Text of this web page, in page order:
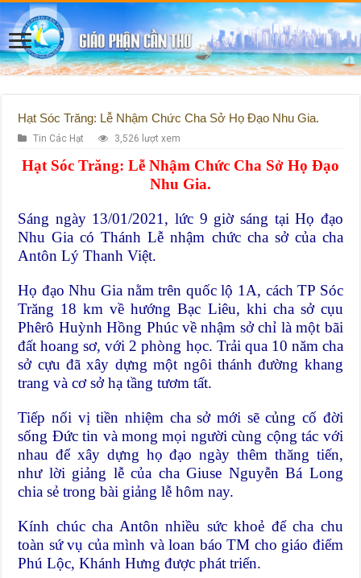
Hạt Sóc Trăng: Lễ Nhậm Chức Cha Sở Họ Đạo Nhu Gia.
Tin Các Hạt 3,526 lượt xem
Hạt Sóc Trăng: Lễ Nhậm Chức Cha Sở Họ Đạo
Nhu Gia.
Sáng ngày 13/01/2021, lức 9 giờ sáng tại Họ đạo
Nhu Gia có Thánh Lễ nhậm chức cha sở của cha
Antôn Lý Thanh Việt.
Họ đạo Nhu Gia nằm trên quốc lộ 1A, cách TP Sóc
Trăng 18 km về hướng Bạc Liêu, khi cha sở cụu
Phêrô Huỳnh Hồng Phúc về nhậm sở chỉ là một bãi
đất hoang sơ, với 2 phòng học. Trải qua 10 năm cha
sở cựu đã xây dựng một ngôi thánh đường khang
trang và cơ sở hạ tầng tươm tất.
Tiếp nối vị tiền nhiệm cha sở mới sẽ củng cố đời
sống Đức tin và mong mọi người cùng cộng tác với
nhau để xây dựng họ đạo ngày thêm thăng tiến,
như lời giảng lễ của cha Giuse Nguyễn Bá Long
chia sẻ trong bài giảng lễ hôm nay.
Kính chúc cha Antôn nhiều sức khoẻ để cha chu
toàn sứ vụ của mình và loan báo TM cho giáo điểm
Phú Lộc, Khánh Hưng được phát triển.